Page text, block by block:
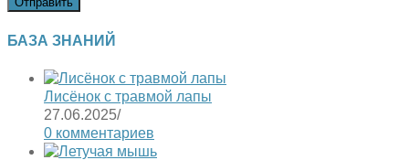
БАЗА ЗНАНИЙ
Лисёнок с травмой лапы
27.06.2025/
0 комментариев